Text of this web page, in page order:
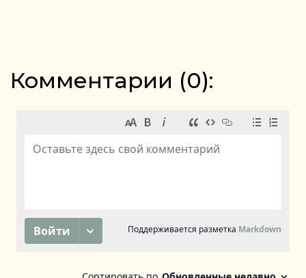
Комментарии (0):